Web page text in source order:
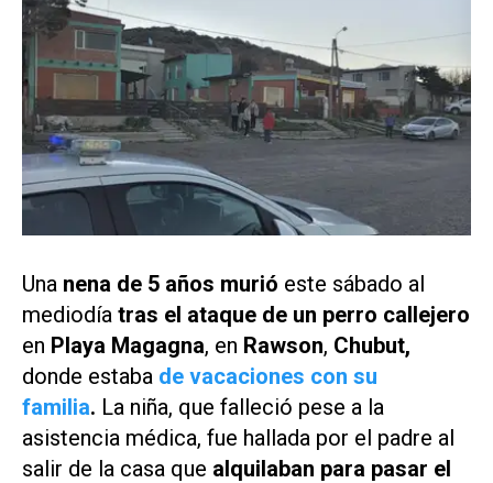
Una nena de 5 años murió este sábado al
mediodía tras el ataque de un perro callejero
en Playa Magagna, en Rawson, Chubut,
donde estaba de vacaciones con su
familia. La niña, que falleció pese a la
asistencia médica, fue hallada por el padre al
salir de la casa que alquilaban para pasar el